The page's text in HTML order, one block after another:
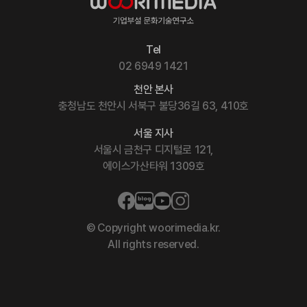
천안 본사
충청남도 천안시 서북구 불당36길 63, 410호
Tel
02 6949 1421
서울 지사
서울시 금천구 디지털로 121,
에이스가산타워 1309호
© Copyright woorimedia.kr.
All rights reserved.